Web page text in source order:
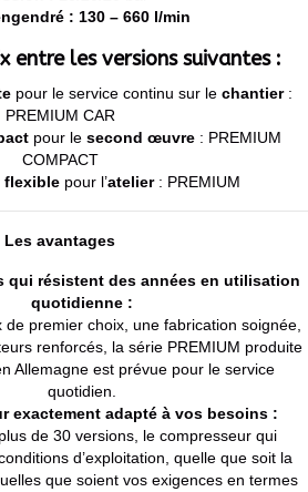
: 130 – 660 l/min
entre les versions suivantes :
pour le service continu sur le chantier:
PREMIUM CAR
pour le second œuvre: PREMIUM
COMPACT
flexiblepour l’atelier: PREMIUM
Les avantages
qui résistent des années en utilisation
quotidienne :
de premier choix, une fabrication soignée,
renforcés, la série PREMIUM produite
Allemagne est prévue pour le service
quotidien.
exactement adapté à vos besoins :
de 30 versions, le compresseur qui
d’exploitation, quelle que soit la
que soient vos exigences en termes